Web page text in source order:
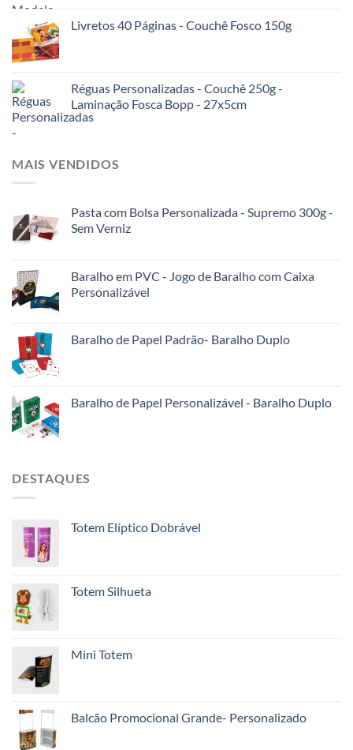
Livretos 40 Páginas - Couchê Fosco 150g
Réguas Personalizadas - Couchê 250g -
Laminação Fosca Bopp - 27x5cm
MAIS VENDIDOS
Pasta com Bolsa Personalizada - Supremo 300g -
Sem Verniz
Baralho em PVC - Jogo de Baralho com Caixa
Personalizável
Baralho de Papel Padrão- Baralho Duplo
Baralho de Papel Personalizável - Baralho Duplo
DESTAQUES
Totem Elíptico Dobrável
Totem Silhueta
Mini Totem
Balcão Promocional Grande- Personalizado